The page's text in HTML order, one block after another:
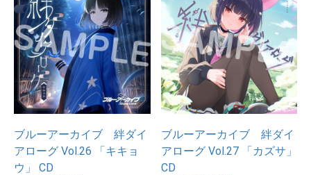
ブルーアーカイブ 絆ダイ
アローグ Vol.26 「キキョ
ウ」 CD
ブルーアーカイブ 絆ダイ
アローグ Vol.27 「カズサ」
CD